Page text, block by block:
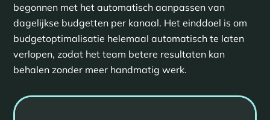
begonnen met het automatisch aanpassen van
dagelijkse budgetten per kanaal. Het einddoel is om
budgetoptimalisatie helemaal automatisch te laten
verlopen, zodat het team betere resultaten kan
behalen zonder meer handmatig werk.